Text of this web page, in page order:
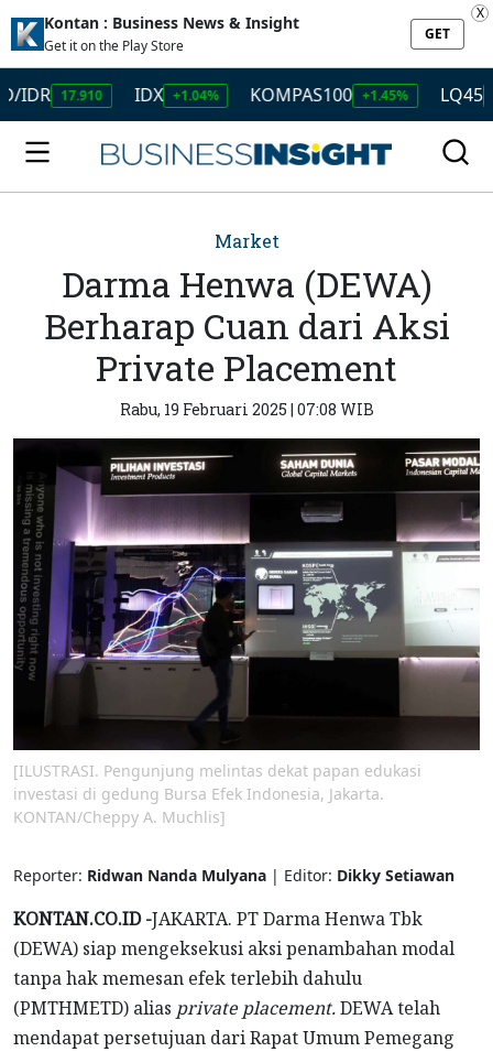
Kontan : Business News & Insight
Get it on the Play Store
GET
X
17.910 IDX +1.04% KOMPAS100 +1.45% LQ45 +1.50%
Market
Darma Henwa (DEWA)
Berharap Cuan dari Aksi
Private Placement
Rabu, 19 Februari 2025 | 07:08 WIB
[ILUSTRASI. Pengunjung melintas dekat papan edukasi
investasi di gedung Bursa Efek Indonesia, Jakarta.
KONTAN/Cheppy A. Muchlis]
Reporter: Ridwan Nanda Mulyana | Editor: Dikky Setiawan
KONTAN.CO.ID -JAKARTA. PT Darma Henwa Tbk
(DEWA) siap mengeksekusi aksi penambahan modal
tanpa hak memesan efek terlebih dahulu
(PMTHMETD) alias private placement.DEWA telah
mendapat persetujuan dari Rapat Umum Pemegang